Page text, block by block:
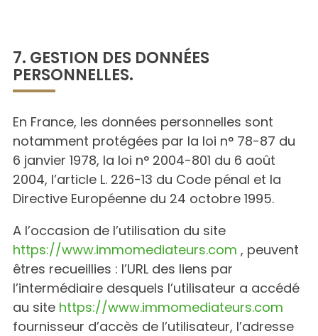
7. GESTION DES DONNÉES
PERSONNELLES.
En France, les données personnelles sont
notamment protégées par la loi n° 78-87 du
6 janvier 1978, la loi n° 2004-801 du 6 août
2004, l’article L. 226-13 du Code pénal et la
Directive Européenne du 24 octobre 1995.
A l’occasion de l’utilisation du site
https://www.immomediateurs.com , peuvent
êtres recueillies : l’URL des liens par
l’intermédiaire desquels l’utilisateur a accédé
au site https://www.immomediateurs.com
fournisseur d’accès de l’utilisateur, l’adresse